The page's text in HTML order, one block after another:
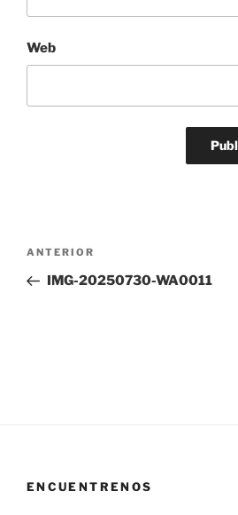
Web
Navegación
entradas
Entrada
anterior:
ANTERIOR
IMG-20250730-WA0011
ENCUENTRENOS